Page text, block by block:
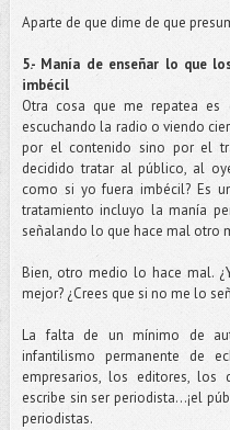
Aparte de que dime de que
5.- Manía de enseñar lo que
imbécil
Otra cosa que me repatea es
escuchando la radio o viendo
por el contenido sino por el
decidido tratar al público, al
como si yo fuera imbécil? Es
tratamiento incluyo la manía
señalando lo que hace mal otro
Bien, otro medio lo hace mal.
mejor? ¿Crees que si no me lo
La falta de un mínimo de
infantilismo permanente de
empresarios, los editores, los
escribe sin ser periodista...¡el
periodistas.